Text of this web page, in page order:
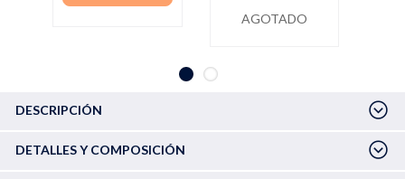
AGOTADO
DESCRIPCIÓN
DETALLES Y COMPOSICIÓN